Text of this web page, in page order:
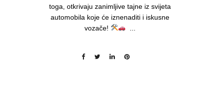
toga, otkrivaju zanimljive tajne iz svijeta
automobila koje će iznenaditi i iskusne
vozače!